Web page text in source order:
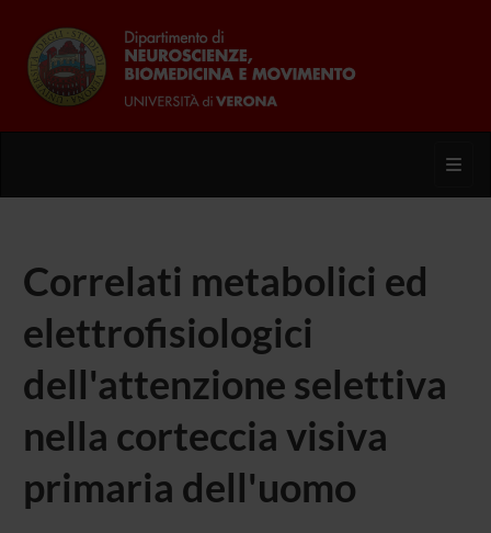
Correlati metabolici ed
elettrofisiologici
dell'attenzione selettiva
nella corteccia visiva
primaria dell'uomo